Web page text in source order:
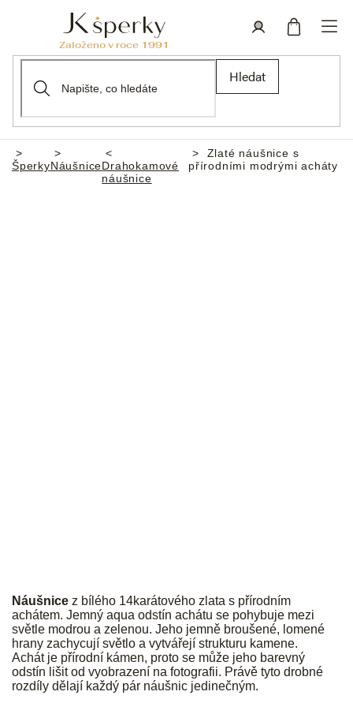
Hledat
Domů
ŠperkyNáušniceDrahokamové
náušnice
Zlaté náušnice s
přírodními modrými acháty
Náušnice z bílého 14karátového zlata s přírodním
achátem. Jemný aqua odstín achátu se pohybuje mezi
světle modrou a zelenou. Jeho jemně broušené, lomené
hrany zachycují světlo a vytvářejí strukturu kamene.
Achát je přírodní kámen, proto se může jeho barevný
odstín lišit od vyobrazení na fotografii. Právě tyto drobné
rozdíly dělají každý pár náušnic jedinečným.